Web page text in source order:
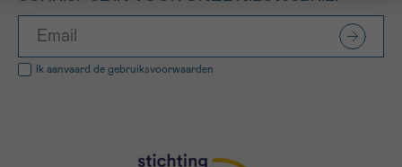
Ik aanvaard de gebruiksvoorwaarden